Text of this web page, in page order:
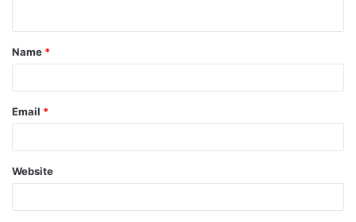
Name *
Email *
Website